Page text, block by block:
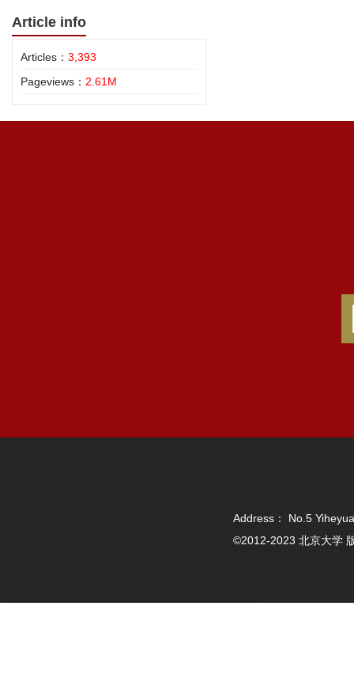
Article info
Articles： 3,393
Pageviews： 2.61M
Address： No.5
©2012-2023 北京大学